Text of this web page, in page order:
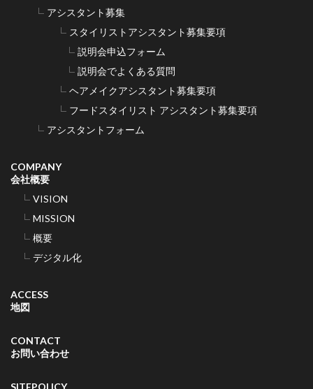
アシスタント募集
スタイリストアシスタント募集要項
説明会申込フォーム
説明会でよくある質問
ヘアメイクアシスタント募集要項
フードスタイリスト アシスタント募集要項
アシスタントフォーム
COMPANY
会社概要
VISION
MISSION
概要
デジタル化
ACCESS
地図
CONTACT
お問い合わせ